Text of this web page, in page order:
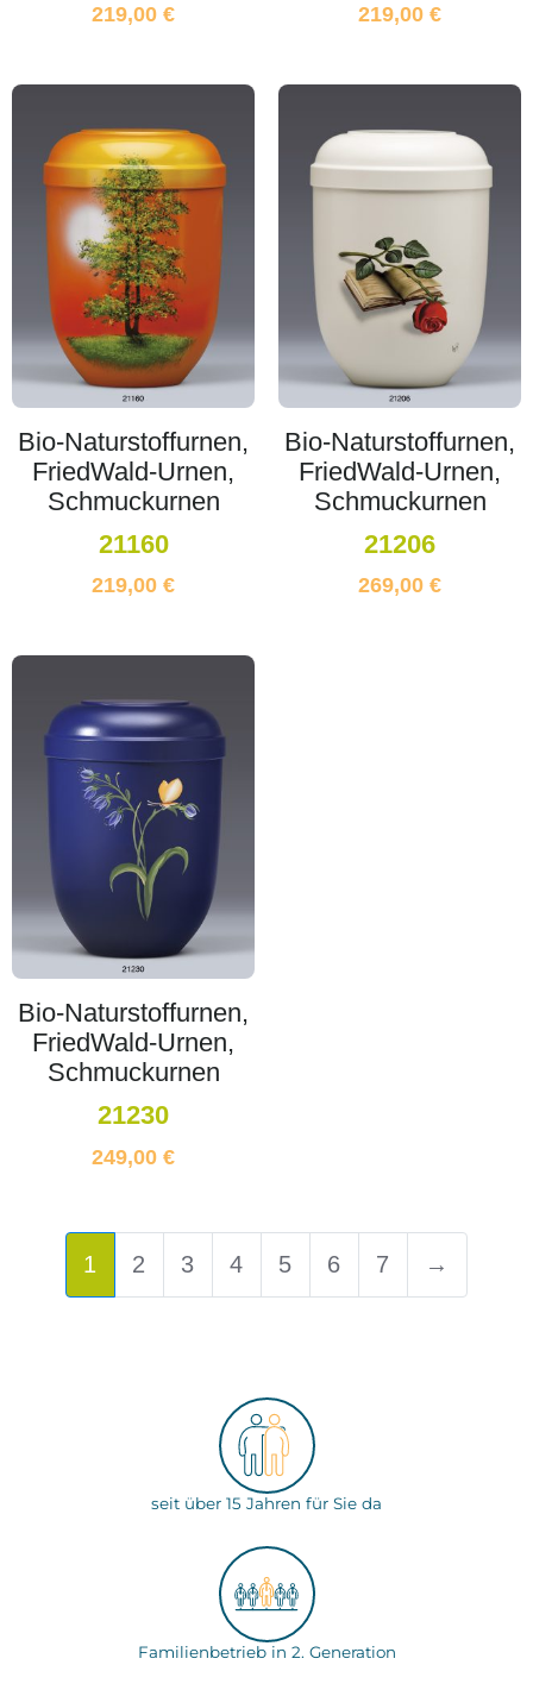
219,00 € 219,00 €
Bio-Naturstoffurnen,
FriedWald-Urnen,
Schmuckurnen
21160
219,00 €
Bio-Naturstoffurnen,
FriedWald-Urnen,
Schmuckurnen
21206
269,00 €
Bio-Naturstoffurnen,
FriedWald-Urnen,
Schmuckurnen
21230
249,00 €
1 2 3 4 5 6 7 →
seit über 15 Jahren für Sie da
Familienbetrieb in 2. Generation